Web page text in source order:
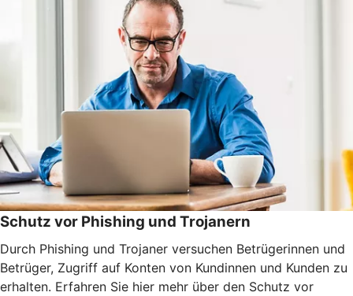
Schutz vor Phishing und Trojanern
Durch Phishing und Trojaner versuchen Betrügerinnen und
Betrüger, Zugriff auf Konten von Kundinnen und Kunden zu
erhalten. Erfahren Sie hier mehr über den Schutz vor